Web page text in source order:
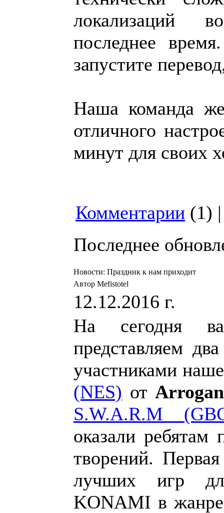
локализаций
последнее
запустите
Наша команда
отличного
минут для своих
Комментарии (1)
Последнее
Новости: Праздник к нам приходит
Автор Mefistotel
12.12.2016 г.
На сегодня
представляем
участниками
(NES) от
S.W.A.R.M
оказали
творений.
лучших игр
KONAMI в